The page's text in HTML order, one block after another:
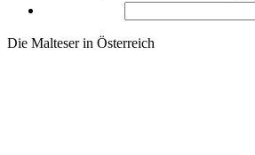
Die Malteser in Österreich